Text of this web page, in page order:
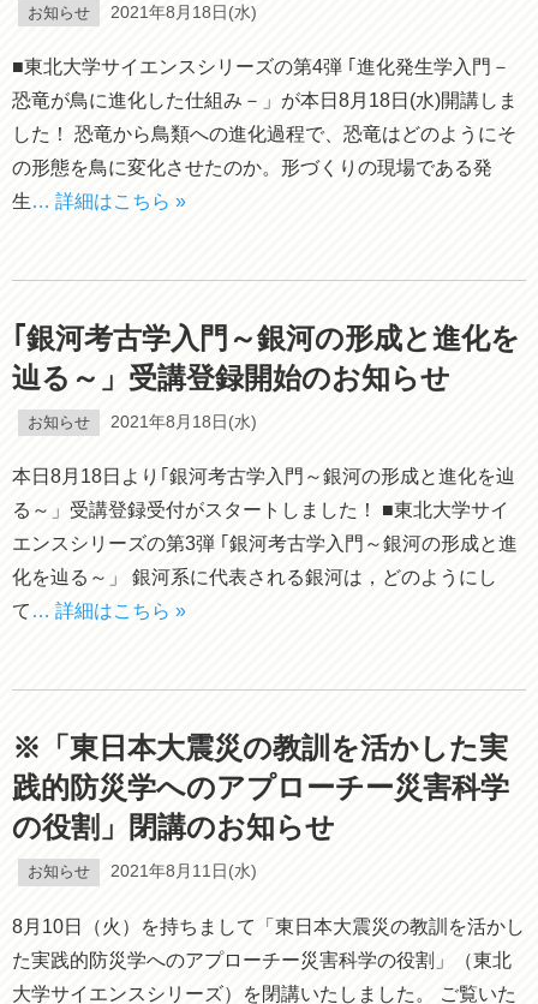
お知らせ 2021年8月18日(水)
■東北大学サイエンスシリーズの第4弾 ｢進化発生学入門－
恐竜が鳥に進化した仕組み－」が本日8月18日(水)開講しま
した！ 恐竜から鳥類への進化過程で、恐竜はどのようにそ
の形態を鳥に変化させたのか。形づくりの現場である発
生… 詳細はこちら »
｢銀河考古学入門～銀河の形成と進化を
辿る～」受講登録開始のお知らせ
お知らせ 2021年8月18日(水)
本日8月18日より｢銀河考古学入門～銀河の形成と進化を辿
る～」受講登録受付がスタートしました！ ■東北大学サイ
エンスシリーズの第3弾 ｢銀河考古学入門～銀河の形成と進
化を辿る～」 銀河系に代表される銀河は，どのようにし
て … 詳細はこちら »
※「東日本大震災の教訓を活かした実
践的防災学へのアプローチー災害科学
の役割」閉講のお知らせ
お知らせ 2021年8月11日(水)
8月10日（火）を持ちまして「東日本大震災の教訓を活かし
た実践的防災学へのアプローチー災害科学の役割」（東北
大学サイエンスシリーズ）を閉講いたしました。 ご覧いた